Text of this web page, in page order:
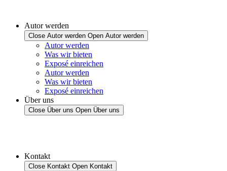
Autor werden
Close Autor werden Open Autor werden
Autor werden
Was wir bieten
Exposé einreichen
Autor werden
Was wir bieten
Exposé einreichen
Über uns
Close Über uns Open Über uns
Kontakt
Close Kontakt Open Kontakt